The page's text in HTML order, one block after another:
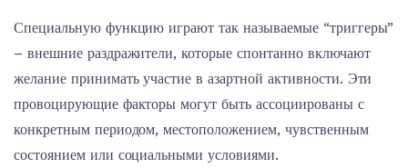
Специальную функцию играют так называемые “триггеры”
– внешние раздражители, которые спонтанно включают
желание принимать участие в азартной активности. Эти
провоцирующие факторы могут быть ассоциированы с
конкретным периодом, местоположением, чувственным
состоянием или социальными условиями.